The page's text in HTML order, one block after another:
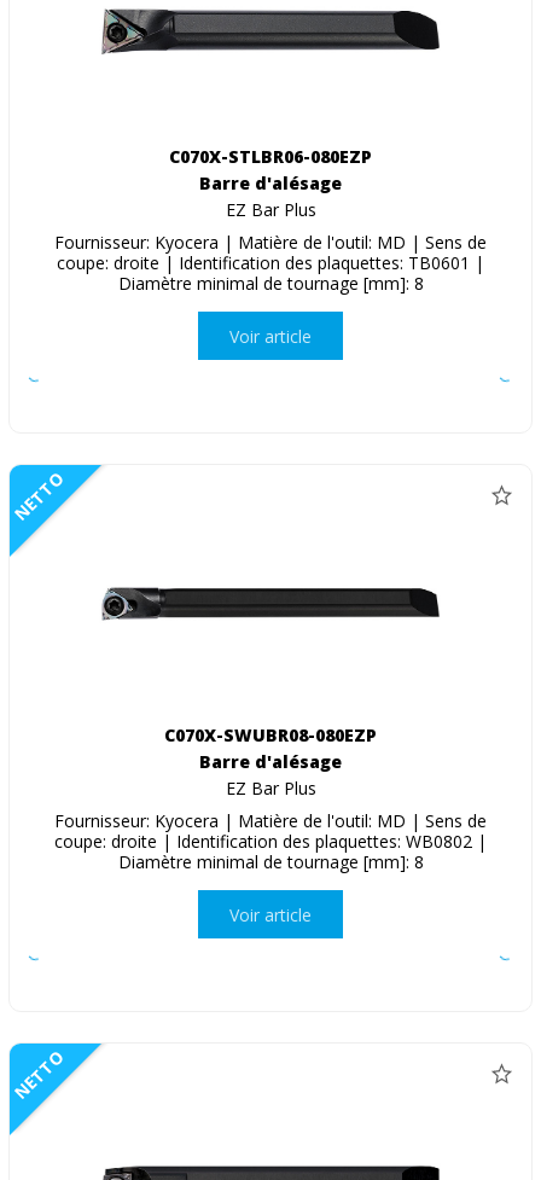
C070X-STLBR06-080EZP
Barre d'alésage
EZ Bar Plus
Fournisseur: Kyocera | Matière de l'outil: MD | Sens de
coupe: droite | Identification des plaquettes: TB0601 |
Diamètre minimal de tournage [mm]: 8
Voir article
NETTO
C070X-SWUBR08-080EZP
Barre d'alésage
EZ Bar Plus
Fournisseur: Kyocera | Matière de l'outil: MD | Sens de
coupe: droite | Identification des plaquettes: WB0802 |
Diamètre minimal de tournage [mm]: 8
Voir article
NETTO